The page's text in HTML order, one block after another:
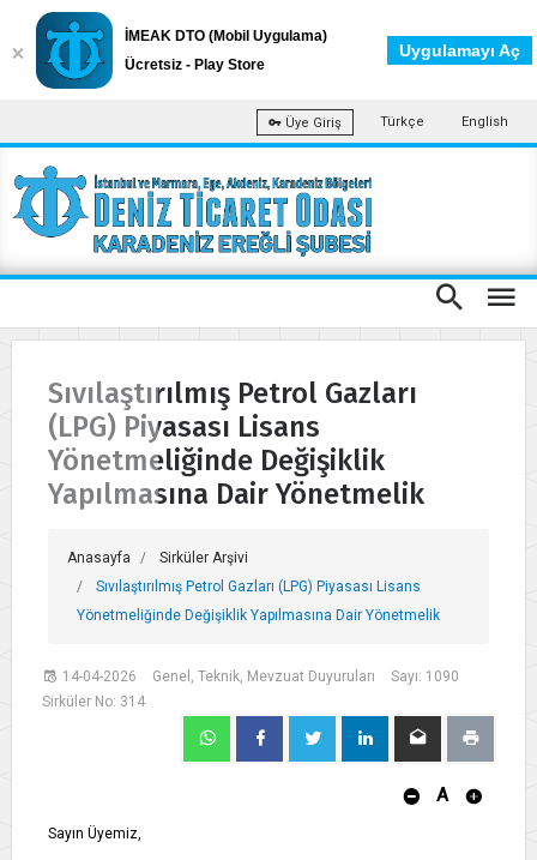
Üye Giriş Türkçe English
Sıvılaştırılmış Petrol Gazları
(LPG) Piyasası Lisans
Yönetmeliğinde Değişiklik
Yapılmasına Dair Yönetmelik
Anasayfa
Sirküler Arşivi
Sıvılaştırılmış Petrol Gazları (LPG) Piyasası Lisans
Yönetmeliğinde Değişiklik Yapılmasına Dair Yönetmelik
14-04-2026 Genel, Teknik, Mevzuat Duyuruları
Sayı: 1090
Sirküler No: 314
A
Sayın Üyemiz,
İMEAK DTO (Mobil Uygulama)
Ücretsiz - Play Store
Uygulamayı Aç